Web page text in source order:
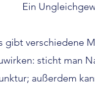
Ein
gibt verschiedene
sticht man
außerdem